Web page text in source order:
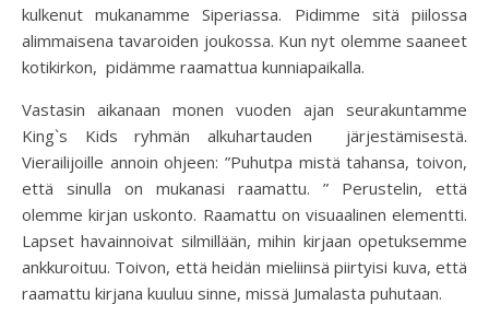
kulkenut mukanamme Siperiassa. Pidimme sitä piilossa
alimmaisena tavaroiden joukossa. Kun nyt olemme saaneet
kotikirkon, pidämme raamattua kunniapaikalla.
Vastasin aikanaan monen vuoden ajan seurakuntamme
King`s Kids ryhmän alkuhartauden järjestämisestä.
Vierailijoille annoin ohjeen: ”Puhutpa mistä tahansa, toivon,
että sinulla on mukanasi raamattu. ” Perustelin, että
olemme kirjan uskonto. Raamattu on visuaalinen elementti.
Lapset havainnoivat silmillään, mihin kirjaan opetuksemme
ankkuroituu. Toivon, että heidän mieliinsä piirtyisi kuva, että
raamattu kirjana kuuluu sinne, missä Jumalasta puhutaan.